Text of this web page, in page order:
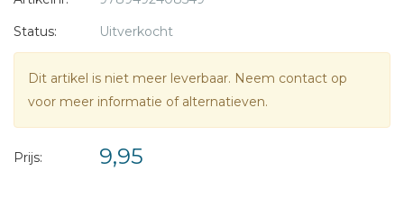
verkrijgbaar.
De verhalen in deze verzamelbox zijn:
- Jozua en Jericho
- De sterke Simson
- Naomi en Ruth
- David en Goliath
- Daniël in de leeuwenkuil
Status:
Uitverkocht
Dit artikel is niet meer leverbaar. Neem contact op
voor meer informatie of alternatieven.
Prijs: 9,95